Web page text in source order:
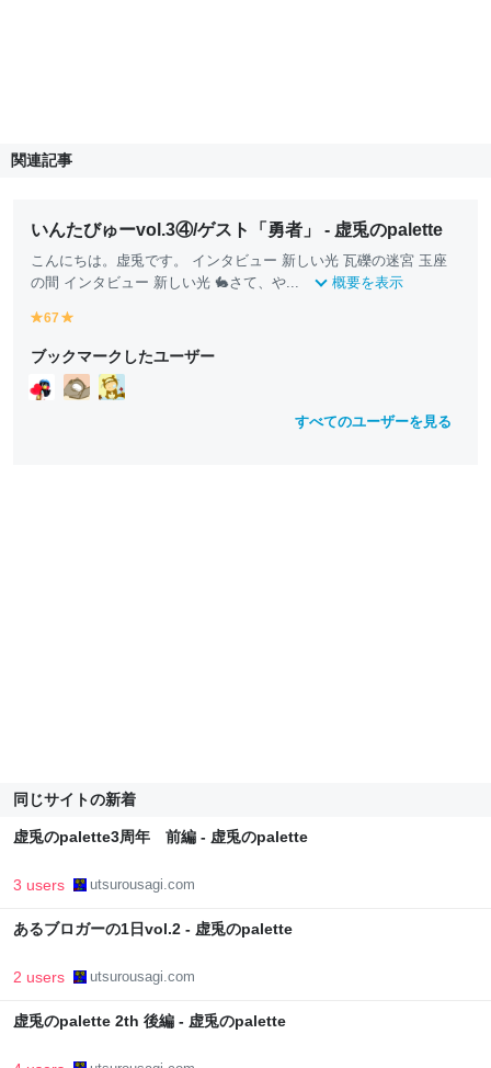
関連記事
いんたびゅーvol.3④/ゲスト「勇者」 - 虚兎のpalette
こんにちは。虚兎です。 インタビュー 新しい光 瓦礫の迷宮 玉座
の間 インタビュー 新しい光 🐇さて、や...
概要を表示
y
ll
o
w
67
ll
o
w
ブックマークしたユーザー
すべてのユーザーを見る
同じサイトの新着
虚兎のpalette3周年 前編 - 虚兎のpalette
3 users utsurousagi.com
あるブロガーの1日vol.2 - 虚兎のpalette
2 users utsurousagi.com
虚兎のpalette 2th 後編 - 虚兎のpalette